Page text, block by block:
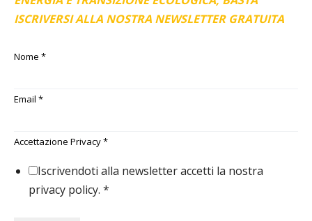
ISCRIVERSI ALLA NOSTRA NEWSLETTER GRATUITA
Nome *
Email *
Accettazione Privacy*
Iscrivendoti alla newsletter accetti la nostra
privacy policy. *